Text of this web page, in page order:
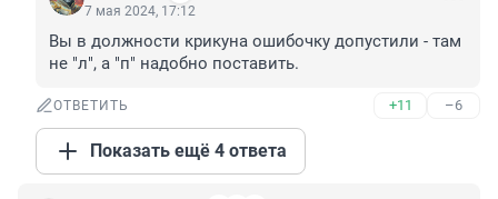
7 мая 2024, 17:12
Вы в должности крикуна ошибочку допустили - там
не "л", а "п" надобно поставить.
ОТВЕТИТЬ +11 –6
Показать ещё 4 ответа